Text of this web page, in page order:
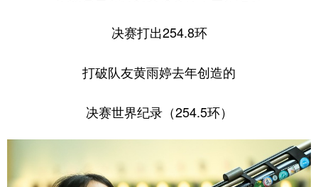
决赛打出254.8环
打破队友黄雨婷去年创造的
决赛世界纪录（254.5环）